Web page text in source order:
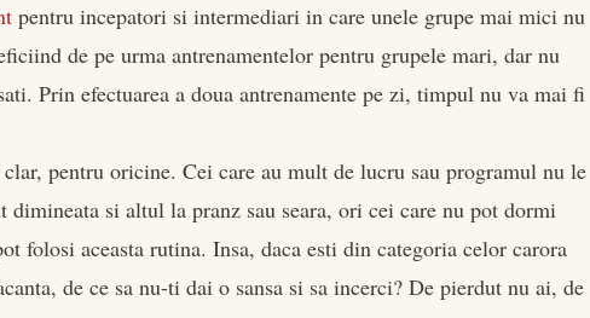
pentru incepatori si intermediari in care unele grupe mai mici nu
de pe urma antrenamentelor pentru grupele mari, dar nu
Prin efectuarea a doua antrenamente pe zi, timpul nu va mai fi
pentru oricine. Cei care au mult de lucru sau programul nu le
dimineata si altul la pranz sau seara, ori cei care nu pot dormi
folosi aceasta rutina. Insa, daca esti din categoria celor carora
de ce sa nu-ti dai o sansa si sa incerci? De pierdut nu ai, de